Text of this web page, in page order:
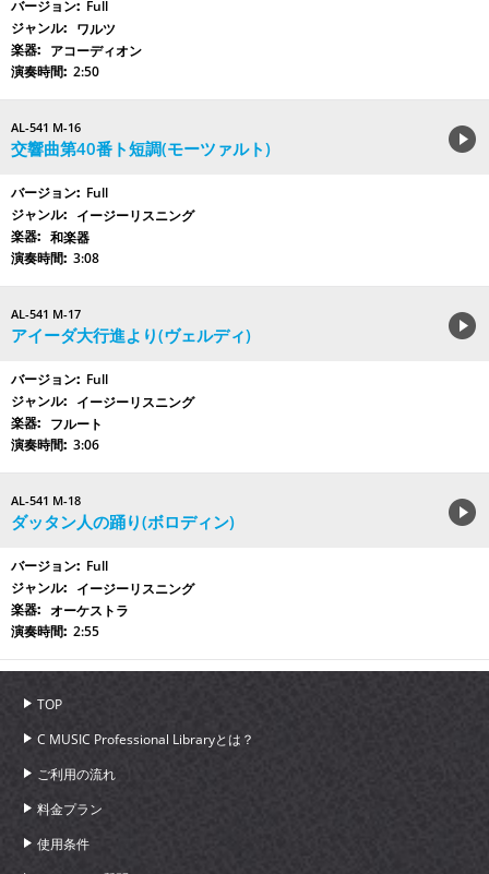
Full
ワルツ
アコーディオン
2:50
AL-541 M-16
交響曲第40番ト短調(モーツァルト)
Full
イージーリスニング
和楽器
3:08
AL-541 M-17
アイーダ大行進より(ヴェルディ)
Full
イージーリスニング
フルート
3:06
AL-541 M-18
ダッタン人の踊り(ボロディン)
Full
イージーリスニング
オーケストラ
2:55
TOP
C MUSIC Professional Libraryとは？
ご利用の流れ
料金プラン
使用条件